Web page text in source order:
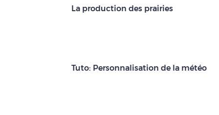
La production des prairies
Tuto: Personnalisation de la météo